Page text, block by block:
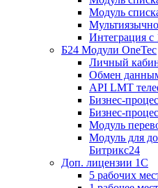
Модуль
Интеграция с
Б24 Модули OneTec
Личный
Обмен
API LMT
Бизнес-
Бизнес-
Модуль
Модуль для
Битрикс24
Доп. лицензии 1С
5 рабочих